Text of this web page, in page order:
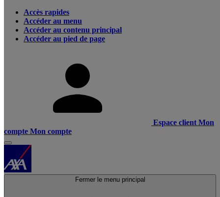
Accès rapides
Accéder au menu
Accéder au contenu principal
Accéder au pied de page
Espace client Mon
compte Mon compte
Fermer le menu principal